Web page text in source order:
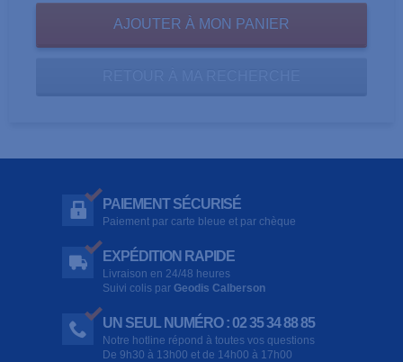
PAIEMENT SÉCURISÉ
Paiement par carte bleue et par chèque
EXPÉDITION RAPIDE
Livraison en 24/48 heures
Suivi colis par Geodis Calberson
UN SEUL NUMÉRO : 02 35 34 88 85
Notre hotline répond à toutes vos questions
De 9h30 à 13h00 et de 14h00 à 17h00